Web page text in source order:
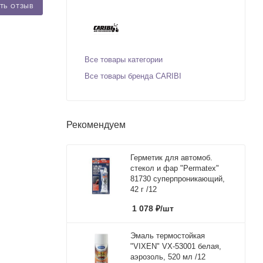
ОТЗЫВ
Все товары категории
Все товары бренда CARIBI
Рекомендуем
Герметик для автомоб.
стекол и фар "Permatex"
81730 суперпроникающий,
42 г /12
1 078 ₽/шт
Эмаль термостойкая
"VIXEN" VX-53001 белая,
аэрозоль, 520 мл /12